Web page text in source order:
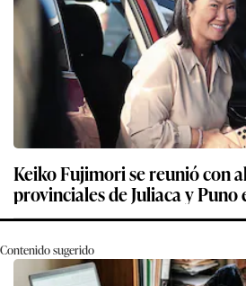
Keiko Fujimori se reunió con
provinciales de Juliaca y Puno
Contenido sugerido